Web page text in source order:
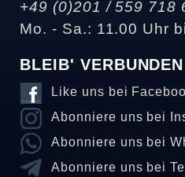
+49 (0)201 / 559 718
Mo. - Sa.: 11.00 Uhr
BLEIB' VERBUNDEN
Like uns bei
Abonniere uns bei
Abonniere uns bei
Abonniere uns bei